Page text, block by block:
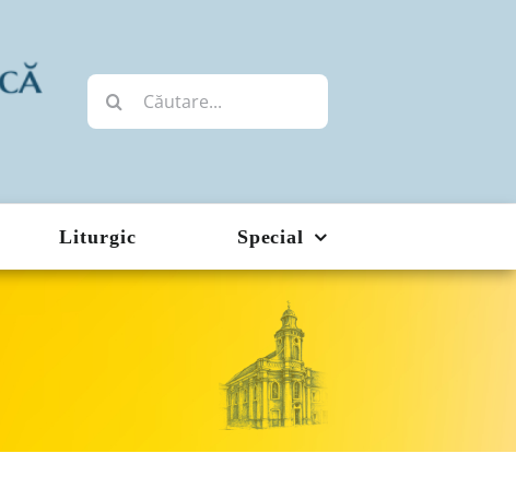
Cautare...
Liturgic Special